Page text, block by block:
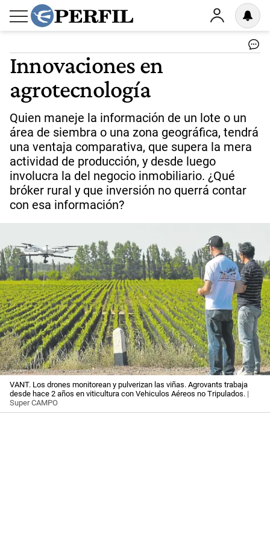
Innovaciones en
agrotecnología
Quien maneje la información de un lote o un
área de siembra o una zona geográfica, tendrá
una ventaja comparativa, que supera la mera
actividad de producción, y desde luego
involucra la del negocio inmobiliario. ¿Qué
bróker rural y que inversión no querrá contar
con esa información?
VANT. Los drones monitorean y pulverizan las viñas. Agrovants trabaja
desde hace 2 años en viticultura con Vehiculos Aéreos no Tripulados. |
Super CAMPO